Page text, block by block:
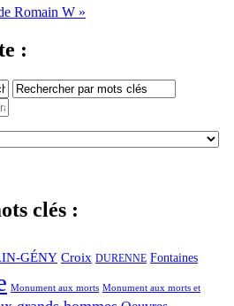
Romain W »
:
clés :
GÉNY Croix DURENNE Fontaines
Monument aux morts Monument aux morts et